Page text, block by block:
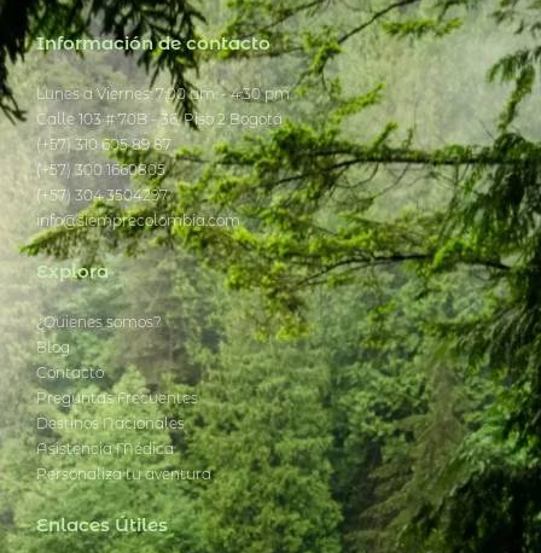
Información de contacto
Lunes a Viernes: 7:00 am. - 4:30 pm.
Calle 103 # 70B - 36, Piso 2 Bogotá
(+57) 310 605 89 87
(+57) 300 1660805
(+57) 304 3504297
info@siemprecolombia.com
Explora
¿Quienes somos?
Blog
Contacto
Preguntas Frecuentes
Destinos Nacionales
Asistencia Médica
Personaliza tu aventura
Enlaces Útiles